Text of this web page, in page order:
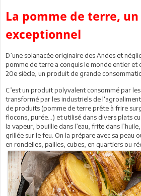
La pomme de terre,
exceptionnel
D’une solanacée originaire des Andes et
pomme de terre a conquis le monde entier et
20e siècle, un produit de grande
C’est un produit polyvalent consommé par
transformé par les industriels de
de produits (pomme de terre prête à frire
flocons, purée…) et utilisé dans divers plats
la vapeur, bouillie dans l’eau, frite dans
grillée sur le feu. On la prépare avec sa peau
en rondelles, pailles, cubes, en quartiers ou